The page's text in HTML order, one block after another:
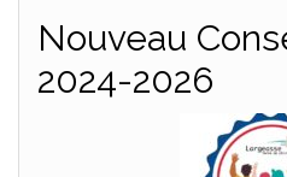
Nouveau
2024-2026